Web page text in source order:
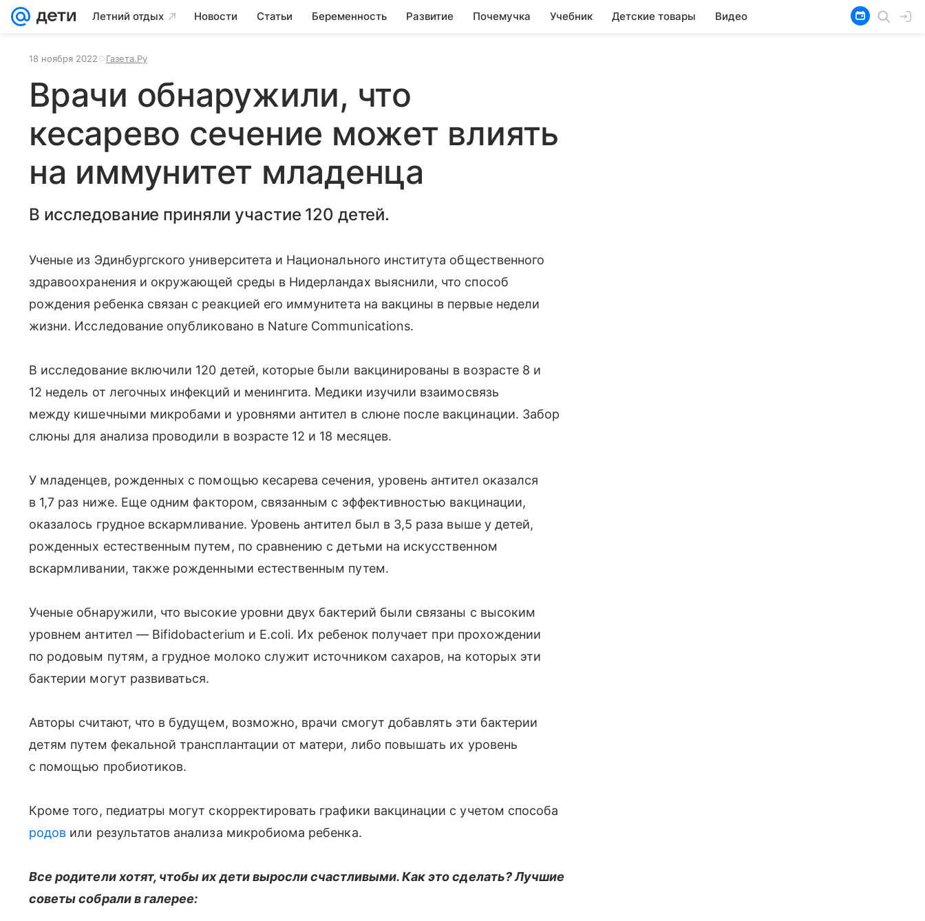
Летний отдых Новости Статьи Беременность Развитие Почемучка Учебник Детские товары Видео
18 ноября 2022 Газета.Ру
Врачи обнаружили, что
кесарево сечение может влиять
на иммунитет младенца
В исследование приняли участие 120 детей.
Ученые из Эдинбургского университета и Национального института общественного
здравоохранения и окружающей среды в Нидерландах выяснили, что способ
рождения ребенка связан с реакцией его иммунитета на вакцины в первые недели
жизни. Исследование опубликовано в Nature Communications.
В исследование включили 120 детей, которые были вакцинированы в возрасте 8 и
12 недель от легочных инфекций и менингита. Медики изучили взаимосвязь
между кишечными микробами и уровнями антител в слюне после вакцинации. Забор
слюны для анализа проводили в возрасте 12 и 18 месяцев.
У младенцев, рожденных с помощью кесарева сечения, уровень антител оказался
в 1,7 раз ниже. Еще одним фактором, связанным с эффективностью вакцинации,
оказалось грудное вскармливание. Уровень антител был в 3,5 раза выше у детей,
рожденных естественным путем, по сравнению с детьми на искусственном
вскармливании, также рожденными естественным путем.
Ученые обнаружили, что высокие уровни двух бактерий были связаны с высоким
уровнем антител — Bifidobacterium и E.coli. Их ребенок получает при прохождении
по родовым путям, а грудное молоко служит источником сахаров, на которых эти
бактерии могут развиваться.
Авторы считают, что в будущем, возможно, врачи смогут добавлять эти бактерии
детям путем фекальной трансплантации от матери, либо повышать их уровень
с помощью пробиотиков.
Кроме того, педиатры могут скорректировать графики вакцинации с учетом способа
родов или результатов анализа микробиома ребенка.
Все родители хотят, чтобы их дети выросли счастливыми. Как это сделать? Лучшие
советы собрали в галерее: